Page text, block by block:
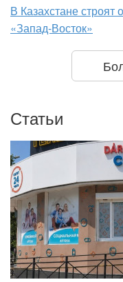
В Казахстане строят
«Запад-Восток»
Статьи